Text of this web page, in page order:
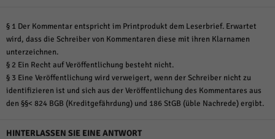
§ 1 Der Kommentar entspricht im Printprodukt dem Leserbrief. Erwartet
wird, dass die Schreiber von Kommentaren diese mit ihren Klarnamen
unterzeichnen.
§ 2 Ein Recht auf Veröffentlichung besteht nicht.
§ 3 Eine Veröffentlichung wird verweigert, wenn der Schreiber nicht zu
identifizieren ist und sich aus der Veröffentlichung des Kommentares aus
den §§< 824 BGB (Kreditgefährdung) und 186 StGB (üble Nachrede) ergibt.
HINTERLASSEN SIE EINE ANTWORT